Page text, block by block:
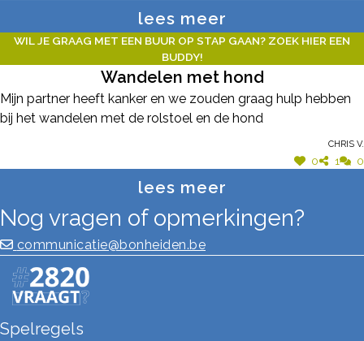
lees meer
WIL JE GRAAG MET EEN BUUR OP STAP GAAN? ZOEK HIER EEN
BUDDY!
Wandelen met hond
Mijn partner heeft kanker en we zouden graag hulp hebben
bij het wandelen met de rolstoel en de hond
Chris V.
0 1 0
lees meer
Nog vragen of opmerkingen?
communicatie@bonheiden.be
Spelregels